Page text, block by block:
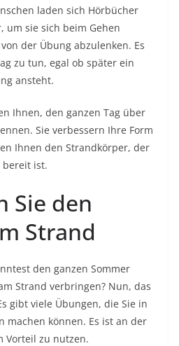
laden sich Hörbücher
um sie sich beim Gehen
der Übung abzulenken. Es
zu tun, egal ob später ein
ansteht.
Ihnen, den ganzen Tag über
Sie verbessern Ihre Form
Ihnen den Strandkörper, der
ist.
Sie den
Strand
den ganzen Sommer
Strand verbringen? Nun, das
gibt viele Übungen, die Sie in
machen können. Es ist an der
Vorteil zu nutzen.